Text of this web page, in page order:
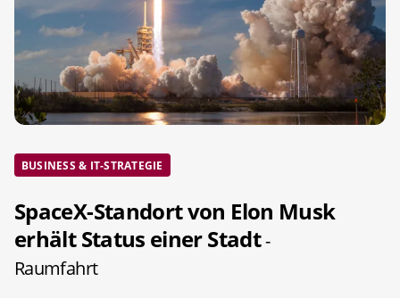
BUSINESS & IT-STRATEGIE
SpaceX-Standort von Elon Musk
erhält Status einer Stadt-
Raumfahrt